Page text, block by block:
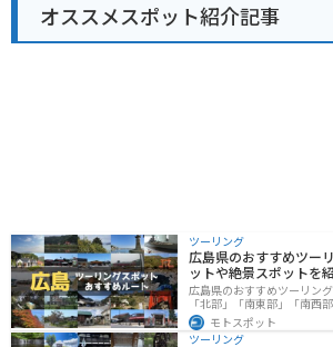
るのも魅力です。 道の駅 妹子の郷は、地元の特産品やグ
ルメ、そして周辺の観光スポッ
です。ぜひ観光の itinerary に加
オススメスポット紹介記事
ツーリング
広島県のおすすめツー
ットや絶景スポットを
広島県のおすすめツーリン
「北部」「南東部」「南西
す。自然豊かな山と海だけ
造物も多数あるので、飽き
できます。バイクで広島県
モトスポット
ツーリング